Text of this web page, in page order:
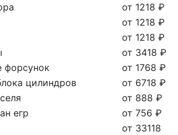
от 1218 ₽
от 1218 ₽
от 1218 ₽
от 3418 ₽
форсунок
от 1768 ₽
цилиндров
от 6718 ₽
от 888 ₽
егр
от 756 ₽
от 33118